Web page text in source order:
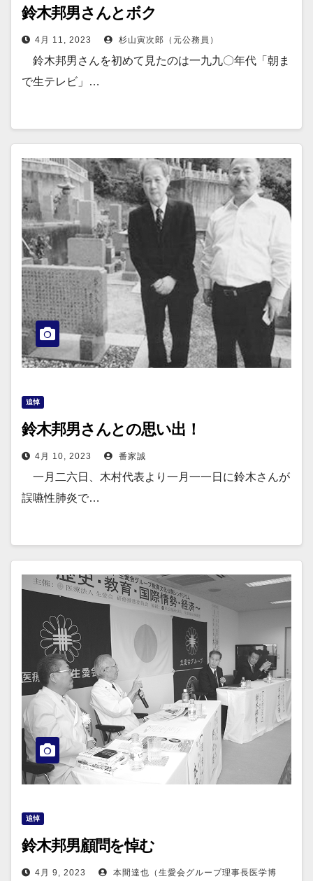
鈴木邦男さんとボク
4月 11, 2023 杉山寅次郎（元公務員）
鈴木邦男さんを初めて見たのは一九九〇年代「朝ま
で生テレビ」…
追悼
鈴木邦男さんとの思い出！
4月 10, 2023 番家誠
一月二六日、木村代表より一月一一日に鈴木さんが
誤嚥性肺炎で…
追悼
鈴木邦男顧問を悼む
4月 9, 2023 本間達也（生愛会グループ理事長医学博